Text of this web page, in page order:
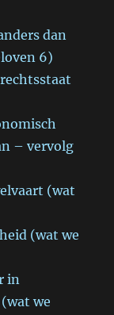
dan
6)
– vervolg
(wat
(wat we
in
we